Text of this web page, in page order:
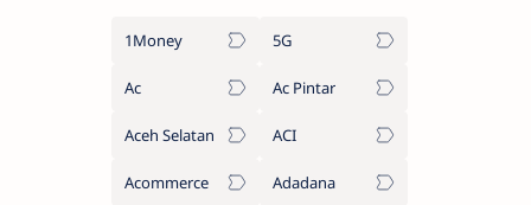
1Money 5G
Ac Ac Pintar
Aceh Selatan ACI
Acommerce Adadana